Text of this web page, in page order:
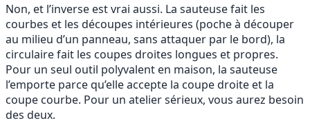
Non, et l’inverse est vrai aussi. La sauteuse fait les
courbes et les découpes intérieures (poche à découper
au milieu d’un panneau, sans attaquer par le bord), la
circulaire fait les coupes droites longues et propres.
Pour un seul outil polyvalent en maison, la sauteuse
l’emporte parce qu’elle accepte la coupe droite et la
coupe courbe. Pour un atelier sérieux, vous aurez besoin
des deux.